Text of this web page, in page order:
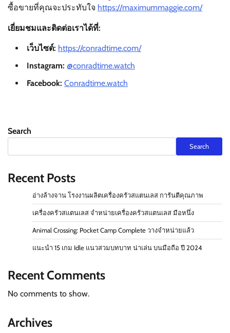
ซื้อขายที่คุณจะประทับใจ https://maximummaggie.com/
เยี่ยมชมและติดต่อเราได้ที่:
เว็บไซต์: https://conradtime.com/
Instagram: @conradtime.watch
Facebook: Conradtime.watch
Search
Search
Recent Posts
อ่างล้างจาน โรงงานผลิตเครื่องครัวสแตนเลส การันตีคุณภาพ
เครื่องครัวสแตนเลส จำหน่ายเครื่องครัวสแตนเลส มือหนึ่ง
Animal Crossing: Pocket Camp Complete วางจำหน่ายแล้ว
แนะนำ 15 เกม Idle แนวสวมบทบาท น่าเล่น บนมือถือ ปี 2024
Recent Comments
No comments to show.
Archives